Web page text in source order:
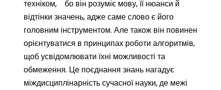
техніком, бо він розуміє мову, її нюанси й
відтінки значень, адже саме слово є його
головним інструментом. Але також він повинен
орієнтуватися в принципах роботи алгоритмів,
щоб усвідомлювати їхні можливості та
обмеження. Це поєднання знань нагадує
міждисциплінарність сучасної науки, де межі